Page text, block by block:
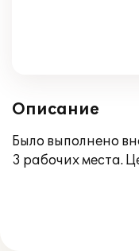
Описание
Было выполнено
3 рабочих места.